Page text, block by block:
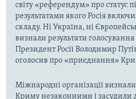
світу «референдум» про статус
результатами якого Росія
складу. Ні Україна, ні
визнали результати
Президент Росії Володимир
оголосив про «приєднання»
Міжнародні організації
Криму незаконними і засудили